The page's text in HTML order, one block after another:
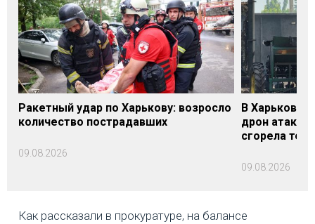
Ракетный удар по Харькову: возросло
количество пострадавших
09.08.2026
В
дрон
сгорела
09.08.2026
Как рассказали в прокуратуре, на балансе